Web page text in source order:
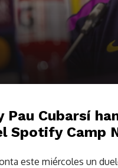
Pau Cubarsí
Spotify Camp
este miércoles un